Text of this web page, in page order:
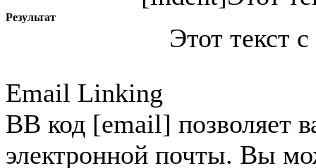
Результат
Этот текст
Email Linking
BB код [email] позволяет
электронной почты. Вы